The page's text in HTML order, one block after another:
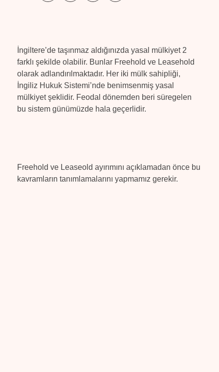
İngiltere’de taşınmaz aldığınızda yasal mülkiyet 2
farklı şekilde olabilir. Bunlar Freehold ve Leasehold
olarak adlandırılmaktadır. Her iki mülk sahipliği,
İngiliz Hukuk Sistemi’nde benimsenmiş yasal
mülkiyet şeklidir. Feodal dönemden beri süregelen
bu sistem günümüzde hala geçerlidir.
Freehold ve Leaseold ayırımını açıklamadan önce bu
kavramların tanımlamalarını yapmamız gerekir.